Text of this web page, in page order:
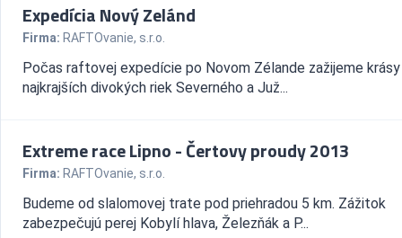
Expedícia Nový Zelánd
Firma: RAFTOvanie, s.r.o.
Počas raftovej expedície po Novom Zélande zažijeme
najkrajších divokých riek Severného a Juž...
Extreme race Lipno - Čertovy proudy 2013
Firma: RAFTOvanie, s.r.o.
Budeme od slalomovej trate pod priehradou 5 km. Zážitok
zabezpečujú perej Kobylí hlava, Železňák a P...